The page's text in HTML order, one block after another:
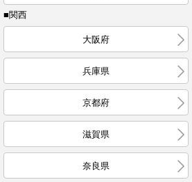
■関西
大阪府
兵庫県
京都府
滋賀県
奈良県